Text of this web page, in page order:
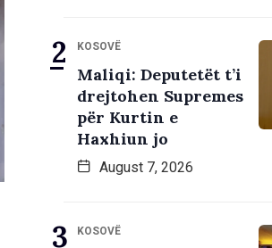
KOSOVË
Maliqi: Deputetët t’i
drejtohen Supremes
për Kurtin e
Haxhiun jo
August 7, 2026
KOSOVË